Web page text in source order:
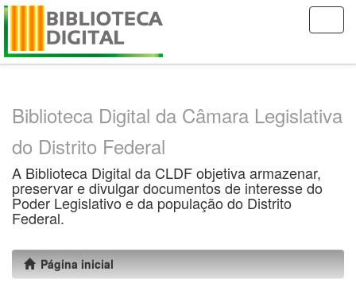
Skip
Biblioteca Digital da Câmara Legislativa
do Distrito Federal
A Biblioteca Digital da CLDF objetiva armazenar,
preservar e divulgar documentos de interesse do
Poder Legislativo e da população do Distrito
Federal.
Página inicial